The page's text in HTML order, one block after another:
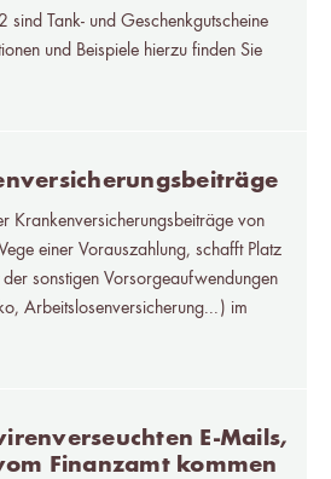
sind Tank- und Geschenkgutscheine
und Beispiele hierzu finden Sie
Krankenversicherungsbeiträge von
einer Vorauszahlung, schafft Platz
sonstigen Vorsorgeaufwendungen
Arbeitslosenversicherung...) im
E-Mails,
Finanzamt kommen